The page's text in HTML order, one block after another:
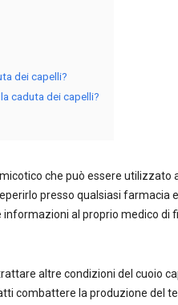
dei capelli?
caduta dei capelli?
che può essere utilizzato
presso qualsiasi farmacia
al proprio medico di
altre condizioni del cuoio
combattere la produzione del